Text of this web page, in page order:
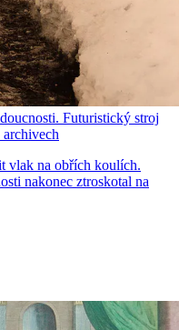
Futuristický stroj
vlak na obřích koulích.
nakonec ztroskotal na